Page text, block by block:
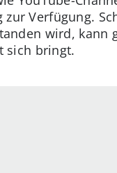
Verfügung.
wird, kann
sich bringt.